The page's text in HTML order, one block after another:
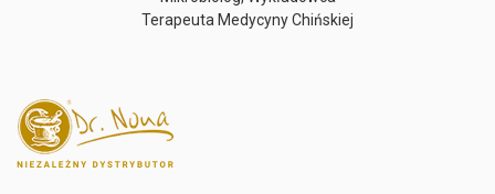
Terapeuta Medycyny Chińskiej